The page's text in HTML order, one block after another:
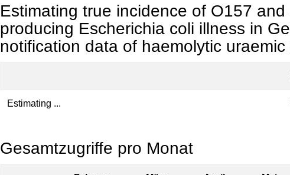
Estimating true incidence of O157
producing Escherichia coli illness in
notification data of haemolytic uraemic
Estimating ...
Gesamtzugriffe pro Monat